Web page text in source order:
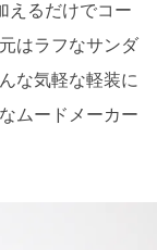
えるだけでコー
はラフなサンダ
な気軽な軽装に
ムードメーカー